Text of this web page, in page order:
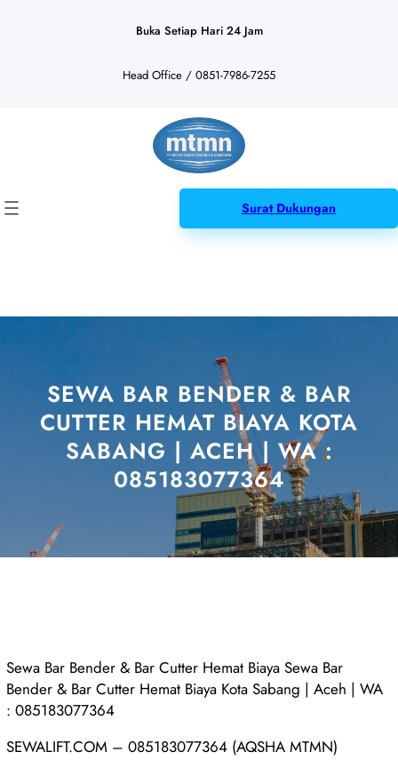
Buka Setiap Hari 24 Jam
Head Office / 0851-7986-7255
Surat Dukungan
SEWA BAR BENDER & BAR
CUTTER HEMAT BIAYA KOTA
SABANG | ACEH | WA :
085183077364
Sewa Bar Bender & Bar Cutter Hemat Biaya Sewa Bar
Bender & Bar Cutter Hemat Biaya Kota Sabang | Aceh | WA
: 085183077364
SEWALIFT.COM – 085183077364 (AQSHA MTMN)